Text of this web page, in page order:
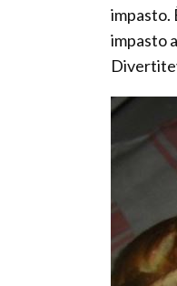
impasto.
impasto